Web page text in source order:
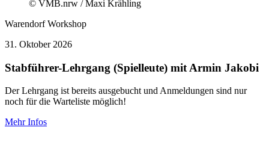
© VMB.nrw / Maxi Krähling
Warendorf Workshop
31. Oktober 2026
Stabführer-Lehrgang (Spielleute) mit Armin Jakobi
Der Lehrgang ist bereits ausgebucht und Anmeldungen sind nur
noch für die Warteliste möglich!
Mehr Infos